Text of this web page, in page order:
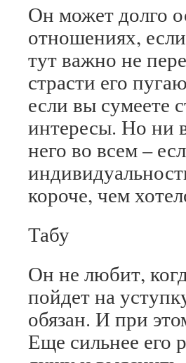
Он может долго
отношениях,
тут важно не
страсти его
если вы сумеете
интересы. Но ни
него во всем –
короче, чем
Табу
Он не любит,
пойдет на
обязан. И при
Еще сильнее его